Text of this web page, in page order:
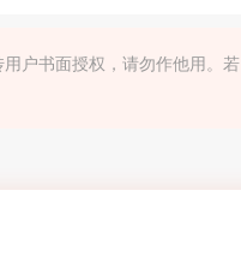
户书面授权，请勿作他用。若